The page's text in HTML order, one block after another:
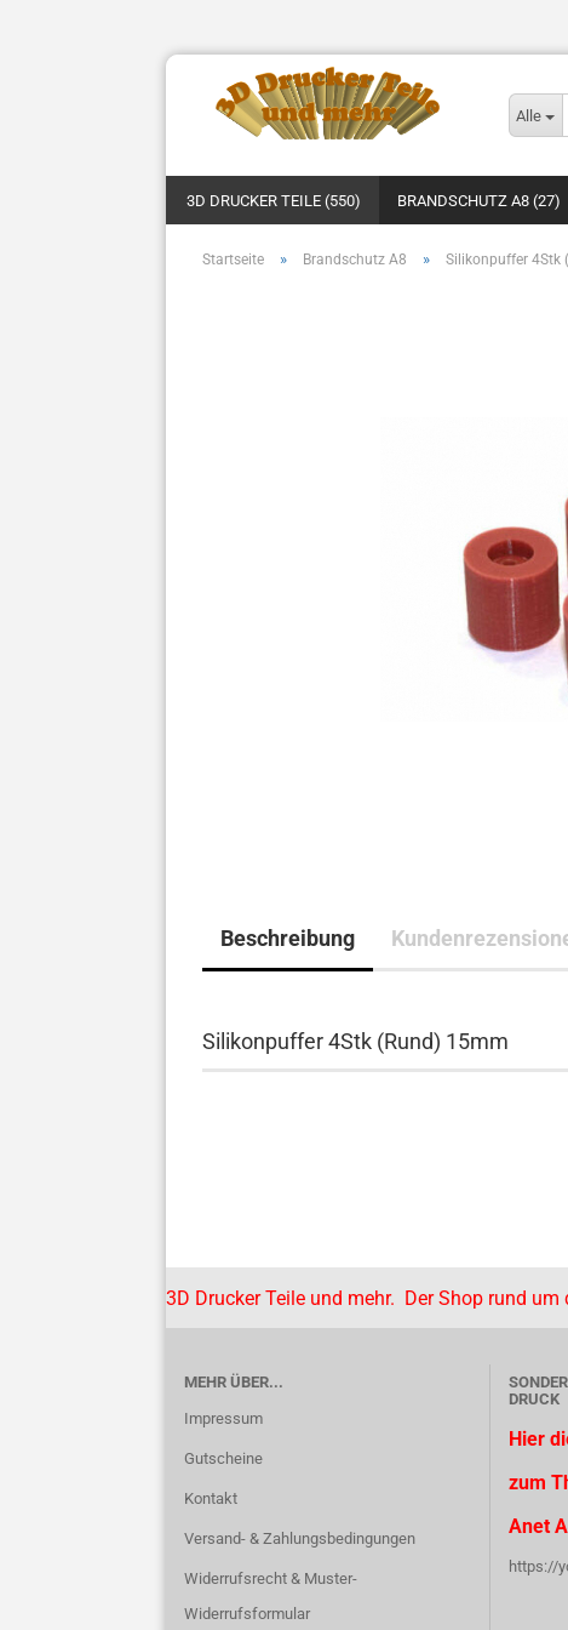
Alle
3D DRUCKER TEILE (550) BRANDSCHUTZ A8 (27)
Startseite » Brandschutz A8 » Silikonpuffer 4Stk
Beschreibung
Silikonpuffer 4Stk (Rund) 15mm
3D Drucker Teile und mehr. Der Shop rund
MEHR ÜBER...
Impressum
Gutscheine
Kontakt
Versand- & Zahlungsbedingungen
Widerrufsrecht & Muster-
Widerrufsformular
DRUCK
Hier
zum
Anet
https://